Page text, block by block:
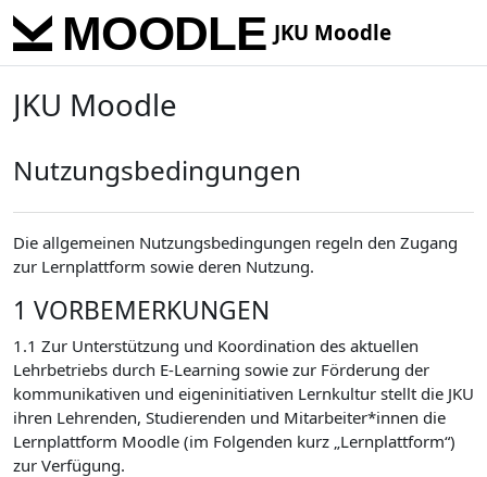
Skip to main content
JKU Moodle
JKU Moodle
Nutzungsbedingungen
Die allgemeinen Nutzungsbedingungen regeln den Zugang
zur Lernplattform sowie deren Nutzung.
1 VORBEMERKUNGEN
1.1 Zur Unterstützung und Koordination des aktuellen
Lehrbetriebs durch E-Learning sowie zur Förderung der
kommunikativen und eigeninitiativen Lernkultur stellt die JKU
ihren Lehrenden, Studierenden und Mitarbeiter*innen die
Lernplattform Moodle (im Folgenden kurz „Lernplattform“)
zur Verfügung.